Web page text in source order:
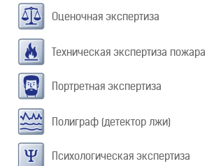
Оценочная экспертиза
Техническая экспертиза пожара
Портретная экспертиза
Полиграф (детектор лжи)
Психологическая экспертиза